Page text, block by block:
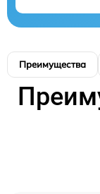
Преимущества